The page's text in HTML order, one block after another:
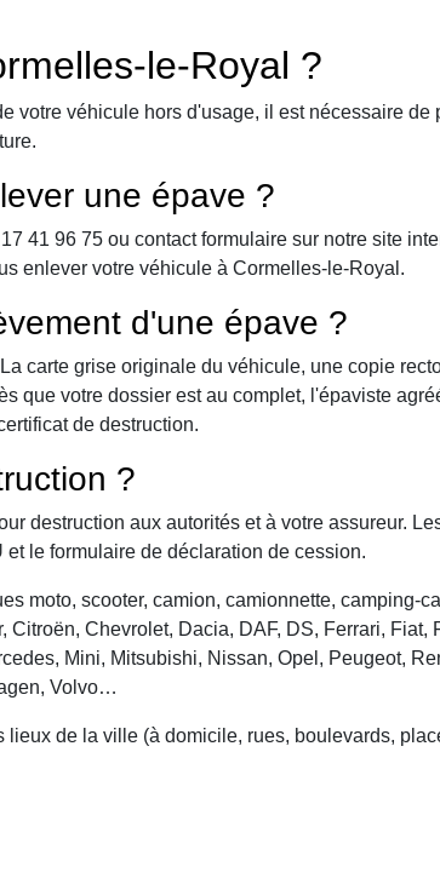
le-Royal ?
votre véhicule hors d'usage, il est nécessaire de
une épave ?
41 96 75 ou contact formulaire sur notre site
enlever votre véhicule à Cormelles-le-Royal.
d'une épave ?
carte grise originale du véhicule, une copie
que votre dossier est au complet, l'épaviste
de destruction.
?
destruction aux autorités et à votre assureur.
le formulaire de déclaration de cession.
moto, scooter, camion, camionnette, camping-
Chevrolet, Dacia, DAF, DS, Ferrari, Fiat,
Mini, Mitsubishi, Nissan, Opel, Peugeot,
Volvo…
de la ville (à domicile, rues, boulevards,